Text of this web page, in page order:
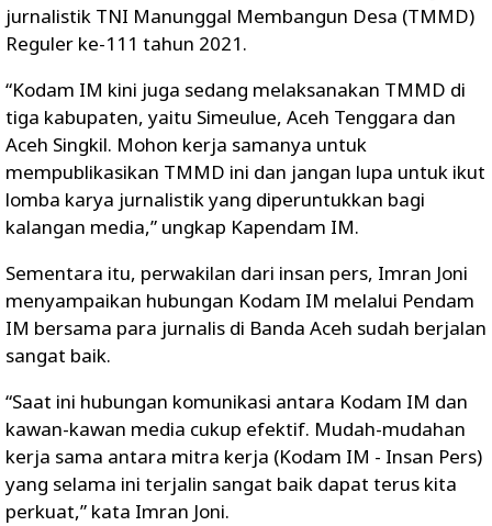
jurnalistik TNI Manunggal Membangun Desa (TMMD)
Reguler ke-111 tahun 2021.
“Kodam IM kini juga sedang melaksanakan TMMD di
tiga kabupaten, yaitu Simeulue, Aceh Tenggara dan
Aceh Singkil. Mohon kerja samanya untuk
mempublikasikan TMMD ini dan jangan lupa untuk ikut
lomba karya jurnalistik yang diperuntukkan bagi
kalangan media,” ungkap Kapendam IM.
Sementara itu, perwakilan dari insan pers, Imran Joni
menyampaikan hubungan Kodam IM melalui Pendam
IM bersama para jurnalis di Banda Aceh sudah berjalan
sangat baik.
“Saat ini hubungan komunikasi antara Kodam IM dan
kawan-kawan media cukup efektif. Mudah-mudahan
kerja sama antara mitra kerja (Kodam IM - Insan Pers)
yang selama ini terjalin sangat baik dapat terus kita
perkuat,” kata Imran Joni.